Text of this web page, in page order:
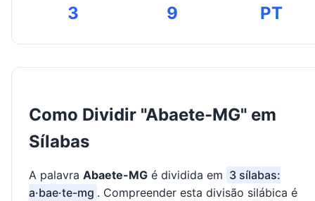
3 9 PT
Como Dividir "Abaete-MG" em
Sílabas
A palavra Abaete-MG é dividida em 3 sílabas:
a·bae·te-mg . Compreender esta divisão silábica é